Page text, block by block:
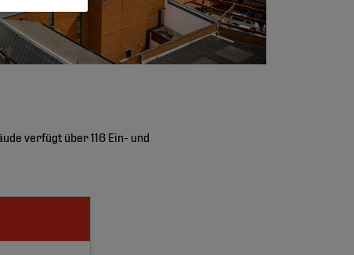
verfügt über 116 Ein- und